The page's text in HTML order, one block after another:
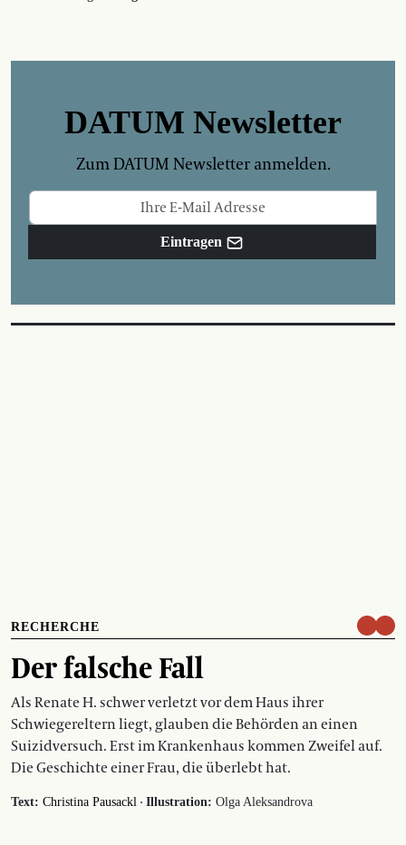
DATUM Newsletter
Zum DATUM Newsletter anmelden.
Eintragen
RECHERCHE
Der falsche Fall
Als Renate H. schwer verletzt vor dem Haus ihrer
Schwiegereltern liegt, glauben die Behörden an einen
Suizidversuch. Erst im Krankenhaus kommen Zweifel auf.
Die Geschichte einer Frau, die überlebt hat.
Text: Christina Pausackl · Illustration: Olga Aleksandrova